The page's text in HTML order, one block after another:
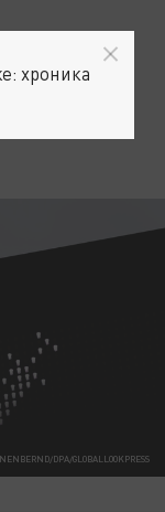
DPA/GLOBALLOOKPRESS
хроника